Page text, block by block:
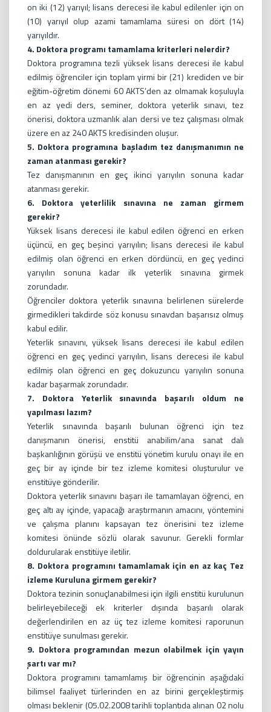
on iki (12) yarıyıl; lisans derecesi ile kabul edilenler için on
(10) yarıyıl olup azami tamamlama süresi on dört (14)
yarıyıldır.
4. Doktora programı tamamlama kriterleri nelerdir?
Doktora programına tezli yüksek lisans derecesi ile kabul
edilmiş öğrenciler için toplam yirmi bir (21) krediden ve bir
eğitim-öğretim dönemi 60 AKTS’den az olmamak koşuluyla
en az yedi ders, seminer, doktora yeterlik sınavı, tez
önerisi, doktora uzmanlık alan dersi ve tez çalışması olmak
üzere en az 240 AKTS kredisinden oluşur.
5. Doktora programına başladım tez danışmanımın ne
zaman atanması gerekir?
Tez danışmanının en geç ikinci yarıyılın sonuna kadar
atanması gerekir.
6. Doktora yeterlilik sınavına ne zaman girmem
gerekir?
Yüksek lisans derecesi ile kabul edilen öğrenci en erken
üçüncü, en geç beşinci yarıyılın; lisans derecesi ile kabul
edilmiş olan öğrenci en erken dördüncü, en geç yedinci
yarıyılın sonuna kadar ilk yeterlik sınavına girmek
zorundadır.
Öğrenciler doktora yeterlik sınavına belirlenen sürelerde
girmedikleri takdirde söz konusu sınavdan başarısız olmuş
kabul edilir.
Yeterlik sınavını, yüksek lisans derecesi ile kabul edilen
öğrenci en geç yedinci yarıyılın, lisans derecesi ile kabul
edilmiş olan öğrenci en geç dokuzuncu yarıyılın sonuna
kadar başarmak zorundadır.
7. Doktora Yeterlik sınavında başarılı oldum ne
yapılması lazım?
Yeterlik sınavında başarılı bulunan öğrenci için tez
danışmanın önerisi, enstitü anabilim/ana sanat dalı
başkanlığının görüşü ve enstitü yönetim kurulu onayı ile en
geç bir ay içinde bir tez izleme komitesi oluşturulur ve
enstitüye gönderilir.
Doktora yeterlik sınavını başarı ile tamamlayan öğrenci, en
geç altı ay içinde, yapacağı araştırmanın amacını, yöntemini
ve çalışma planını kapsayan tez önerisini tez izleme
komitesi önünde sözlü olarak savunur. Gerekli formlar
doldurularak enstitüye iletilir.
8. Doktora programını tamamlamak için en az kaç Tez
izleme Kuruluna girmem gerekir?
Doktora tezinin sonuçlanabilmesi için ilgili enstitü kurulunun
belirleyebileceği ek kriterler dışında başarılı olarak
değerlendirilen en az üç tez izleme komitesi raporunun
enstitüye sunulması gerekir.
9. Doktora programından mezun olabilmek için yayın
şartı var mı?
Doktora programını tamamlamış bir öğrencinin aşağıdaki
bilimsel faaliyet türlerinden en az birini gerçekleştirmiş
olması beklenir (05.02.2008 tarihli toplantıda alınan 02 nolu